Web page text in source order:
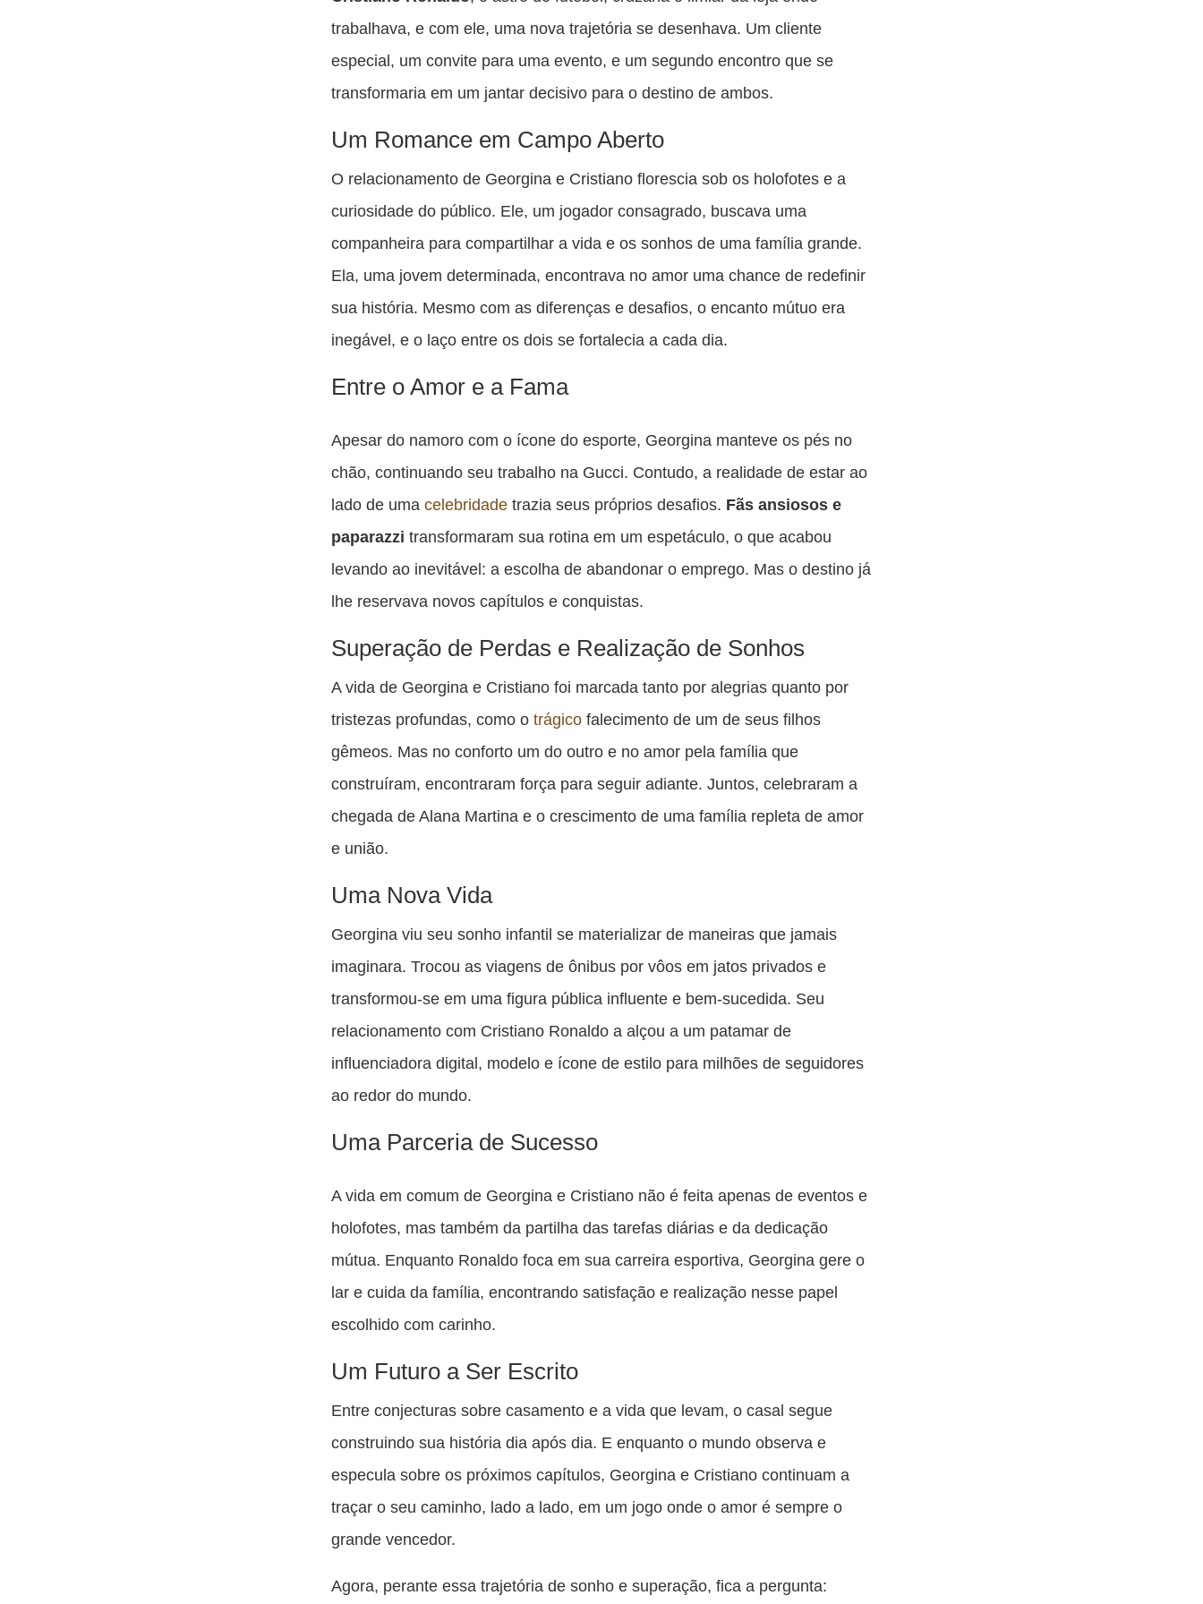
trabalhava, e com ele, uma nova trajetória se desenhava. Um cliente
especial, um convite para uma evento, e um segundo encontro que se
transformaria em um jantar decisivo para o destino de ambos.
Um Romance em Campo Aberto
O relacionamento de Georgina e Cristiano florescia sob os holofotes e a
curiosidade do público. Ele, um jogador consagrado, buscava uma
companheira para compartilhar a vida e os sonhos de uma família grande.
Ela, uma jovem determinada, encontrava no amor uma chance de redefinir
sua história. Mesmo com as diferenças e desafios, o encanto mútuo era
inegável, e o laço entre os dois se fortalecia a cada dia.
Entre o Amor e a Fama
Apesar do namoro com o ícone do esporte, Georgina manteve os pés no
chão, continuando seu trabalho na Gucci. Contudo, a realidade de estar ao
lado de umacelebridade trazia seus próprios desafios. Fãs ansiosos e
paparazzi transformaram sua rotina em um espetáculo, o que acabou
levando ao inevitável: a escolha de abandonar o emprego. Mas o destino já
lhe reservava novos capítulos e conquistas.
Superação de Perdas e Realização de Sonhos
A vida de Georgina e Cristiano foi marcada tanto por alegrias quanto por
tristezas profundas, como otrágico falecimento de um de seus filhos
gêmeos. Mas no conforto um do outro e no amor pela família que
construíram, encontraram força para seguir adiante. Juntos, celebraram a
chegada de Alana Martina e o crescimento de uma família repleta de amor
e união.
Uma Nova Vida
Georgina viu seu sonho infantil se materializar de maneiras que jamais
imaginara. Trocou as viagens de ônibus por vôos em jatos privados e
transformou-se em uma figura pública influente e bem-sucedida. Seu
relacionamento com Cristiano Ronaldo a alçou a um patamar de
influenciadora digital, modelo e ícone de estilo para milhões de seguidores
ao redor do mundo.
Uma Parceria de Sucesso
A vida em comum de Georgina e Cristiano não é feita apenas de eventos e
holofotes, mas também da partilha das tarefas diárias e da dedicação
mútua. Enquanto Ronaldo foca em sua carreira esportiva, Georgina gere o
lar e cuida da família, encontrando satisfação e realização nesse papel
escolhido com carinho.
Um Futuro a Ser Escrito
Entre conjecturas sobre casamento e a vida que levam, o casal segue
construindo sua história dia após dia. E enquanto o mundo observa e
especula sobre os próximos capítulos, Georgina e Cristiano continuam a
traçar o seu caminho, lado a lado, em um jogo onde o amor é sempre o
grande vencedor.
Agora, perante essa trajetória de sonho e superação, fica a pergunta: